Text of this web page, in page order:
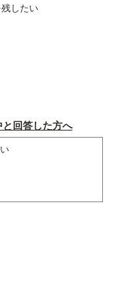
したい
回答した方へ